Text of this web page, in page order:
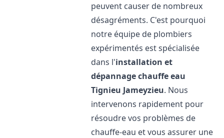
peuvent causer de nombreux
désagréments. C'est pourquoi
notre équipe de plombiers
expérimentés est spécialisée
dans l'installation et
dépannage chauffe eau
Tignieu Jameyzieu. Nous
intervenons rapidement pour
résoudre vos problèmes de
chauffe-eau et vous assurer une